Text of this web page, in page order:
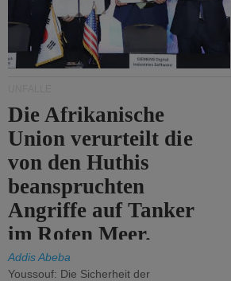
Die Afrikanische
Union verurteilt die
von den Huthis
beanspruchten
Angriffe auf Tanker
im Roten Meer.
Addis Abeba
Youssouf: Die Sicherheit der